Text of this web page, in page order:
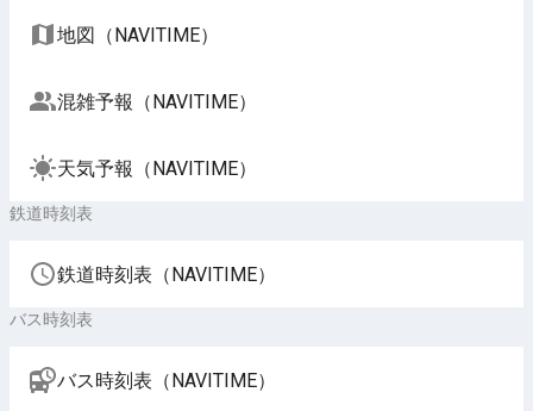
地図（NAVITIME）
混雑予報（NAVITIME）
天気予報（NAVITIME）
鉄道時刻表
鉄道時刻表（NAVITIME）
バス時刻表
バス時刻表（NAVITIME）